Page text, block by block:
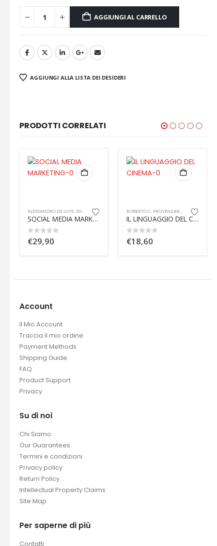
AGGIUNGI AL CARRELLO
AGGIUNGI ALLA LISTA DEI DESIDERI
PRODOTTI CORRELATI
ALESSANDRO DE LUYK,SOCIAL WEB
SOCIAL MEDIA MARKETING
out of 5
29,90
ROBERTO C. PROVENZANO,SOCIAL WEB
IL LINGUAGGIO DEL CINEMA – Significazione e retorica
out of 5
18,60
Account
Il Mio Account
Traccia il mio ordine
Payment Methods
Shipping Guide
FAQ
Product Support
Privacy
Su di noi
Chi Siamo
Our Guarantees
Termini e condizioni
Privacy policy
Return Policy
Intellectual Property Claims
Site Map
Per saperne di più
Contatti